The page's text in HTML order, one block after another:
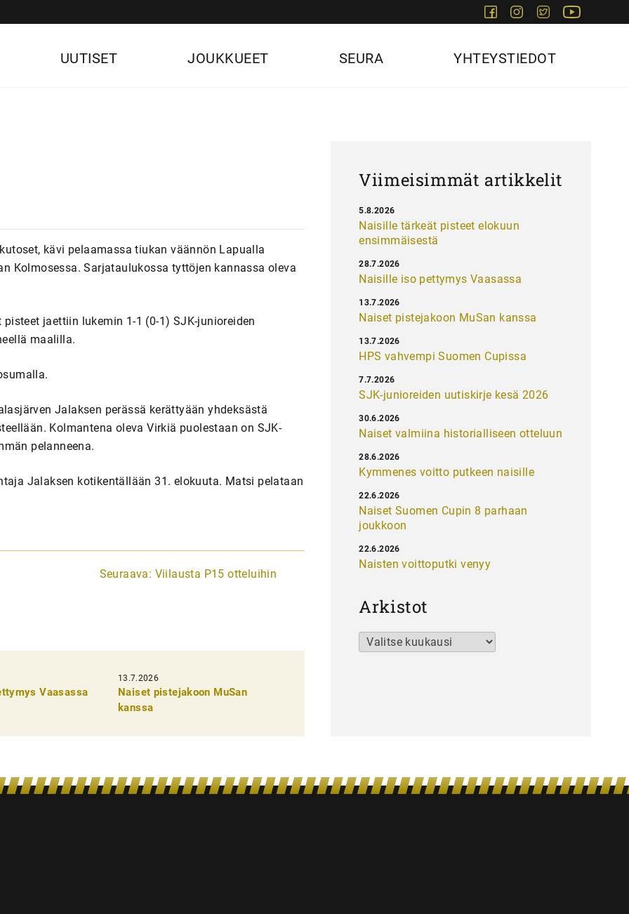
FacebookInstagram
Twitter
UUTISET JOUKKUEET SEURA YHTEYSTIEDOT
kävi pelaamassa tiukan väännön Lapualla
Kolmosessa. Sarjataulukossa tyttöjen kannassa oleva
jaettiin lukemin 1-1 (0-1) SJK-junioreiden
maalilla.
Jalaksen perässä kerättyään yhdeksästä
Kolmantena oleva Virkiä puolestaan on SJK-
pelanneena.
Jalaksen kotikentällään 31. elokuuta. Matsi pelataan
Seuraava: Viilausta P15 otteluihin
Vaasassa
13.7.2026
Naiset pistejakoon MuSan
kanssa
Viimeisimmät artikkelit
Naisille tärkeät pisteet elokuun
ensimmäisestä
5.8.2026
Naisille iso pettymys Vaasassa
28.7.2026
Naiset pistejakoon MuSan kanssa
13.7.2026
HPS vahvempi Suomen Cupissa
13.7.2026
SJK-junioreiden uutiskirje kesä 2026
7.7.2026
Naiset valmiina historialliseen otteluun
30.6.2026
Kymmenes voitto putkeen naisille
28.6.2026
Naiset Suomen Cupin 8 parhaan
joukkoon
22.6.2026
Naisten voittoputki venyy
22.6.2026
Arkistot
Arkistot